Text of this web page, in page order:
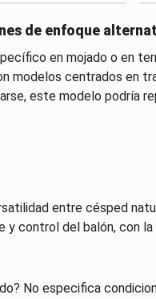
de enfoque
en mojado o en
modelos centrados en
este modelo podría
entre césped
y control del balón, con
No especifica